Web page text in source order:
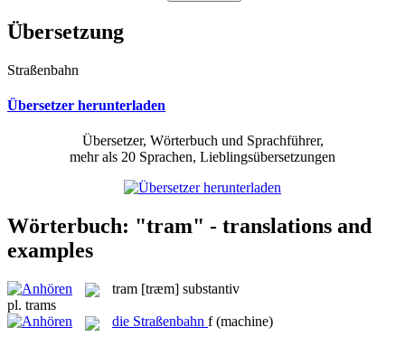
Übersetzung
Straßenbahn
Übersetzer herunterladen
Übersetzer, Wörterbuch und Sprachführer,
mehr als 20 Sprachen, Lieblingsübersetzungen
Wörterbuch: "tram" - translations and
examples
tram [træm] substantiv
pl. trams
die Straßenbahn f (machine)